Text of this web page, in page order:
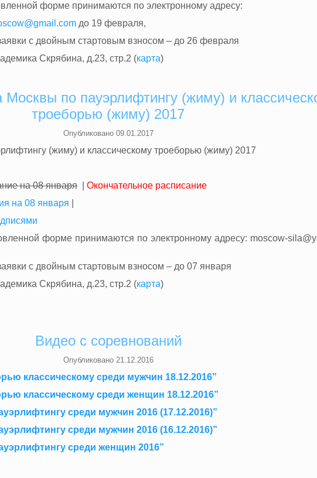
форме принимаются по электронному адресу:
до 19 февраля,
с двойным стартовым взносом – до 26 февраля
Скрябина, д.23, стр.2 (карта)
Москвы по пауэрлифтингу (жиму) и
троеборью (жиму) 2017
Опубликовано 09.01.2017
(жиму) и классическому троеборью (жиму) 2017
на 08 января
Окончательное расписание
на 08 января
форме принимаются по электронному адресу: moscow-
с двойным стартовым взносом – до 07 января
Скрябина, д.23, стр.2 (карта)
Видео с соревнований
Опубликовано 21.12.2016
классическому среди мужчин 18.12.2016”
классическому среди женщин 18.12.2016”
среди мужчин 2016 (17.12.2016)”
среди мужчин 2016 (16.12.2016)”
среди женщин 2016”